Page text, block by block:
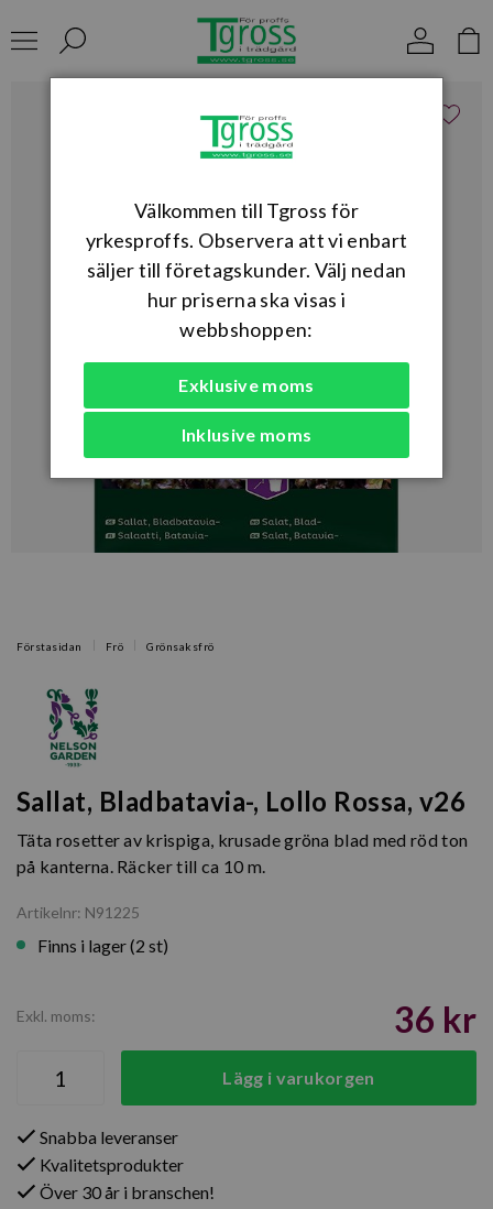
Förstasidan Frö Grönsaksfrö
Sallat, Bladbatavia-, Lollo Rossa, v26
Täta rosetter av krispiga, krusade gröna blad med röd ton
på kanterna. Räcker till ca 10 m.
Artikelnr: N91225
Finns i lager (2 st)
Exkl. moms: 36 kr
Lägg i varukorgen
Snabba leveranser
Kvalitetsprodukter
Över 30 år i branschen!
Välkommen till Tgross för
yrkesproffs. Observera att vi enbart
säljer till företagskunder. Välj nedan
hur priserna ska visas i
webbshoppen:
Exklusive moms
Inklusive moms